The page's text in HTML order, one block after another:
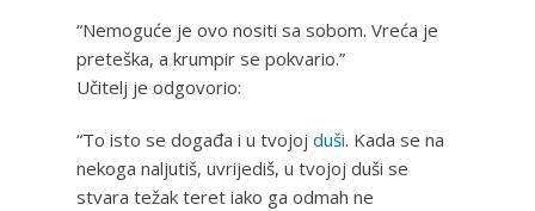
“Nemoguće je ovo nositi sa sobom. Vreća je
preteška, a krumpir se pokvario.”
Učitelj je odgovorio:
“To isto se događa i u tvojoj duši. Kada se na
nekoga naljutiš, uvrijediš, u tvojoj duši se
stvara težak teret iako ga odmah ne